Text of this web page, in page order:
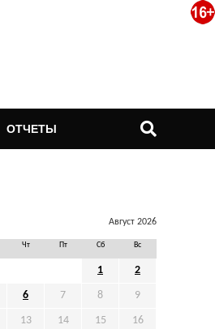
ОТЧЕТЫ
Август 2026
Чт Пт Сб Вс
1 2
6 7 8 9
13 14 15 16